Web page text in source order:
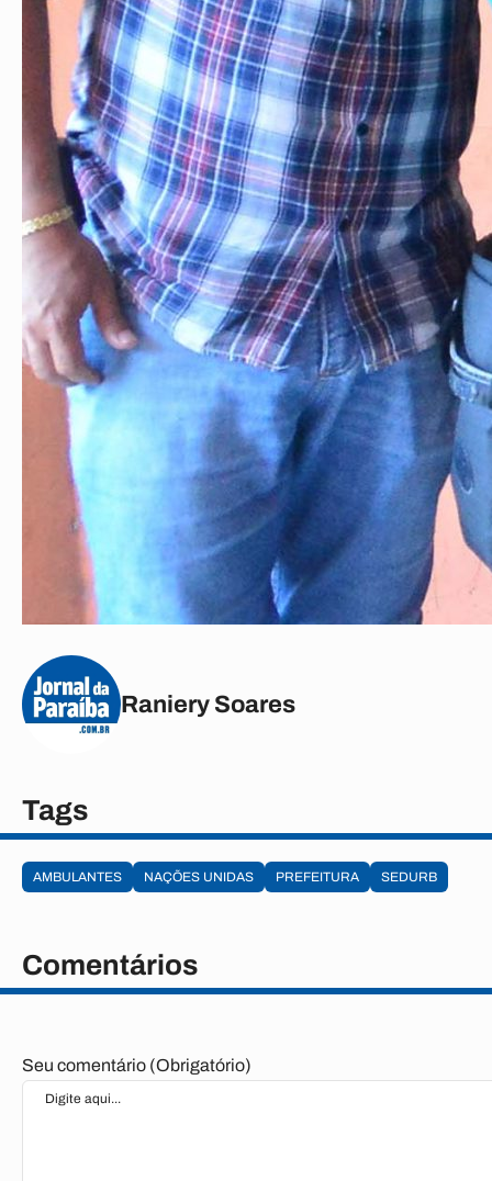
Raniery Soares
Tags
AMBULANTES NAÇÕES UNIDAS PREFEITURA SEDURB
Comentários
Seu comentário (Obrigatório)